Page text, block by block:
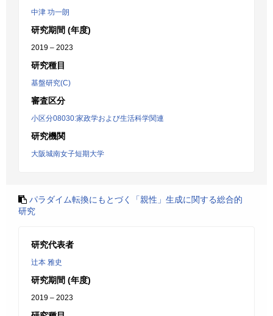
中津 功一朗
研究期間 (年度)
2019 – 2023
研究種目
基盤研究(C)
審査区分
小区分08030:家政学および生活科学関連
研究機関
大阪城南女子短期大学
パラダイム転換にもとづく「親性」生成に関する総合的
研究
研究代表者
辻本 雅史
研究期間 (年度)
2019 – 2023